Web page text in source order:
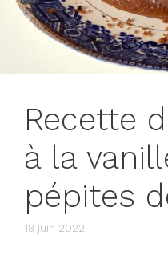
Recette
à la
pépites
18 juin 2022